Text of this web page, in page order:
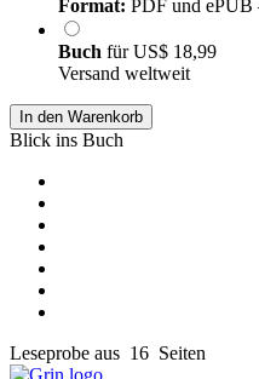
Format: PDF und ePUB
Buch fürUS$ 18,99
Versand weltweit
In den Warenkorb
Blick ins Buch